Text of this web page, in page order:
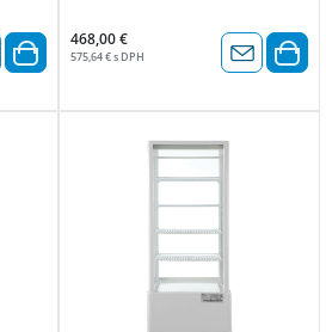
médium: R600a.
468,00 €
575,64 € s DPH